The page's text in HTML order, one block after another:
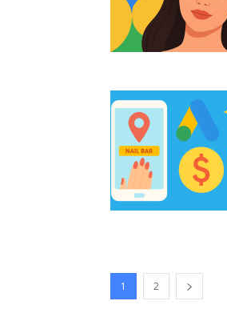
1 2